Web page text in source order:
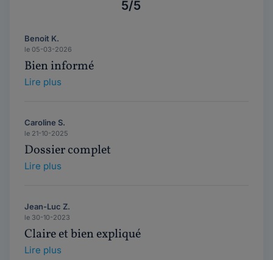
5/5
Benoit K.
le 05-03-2026
Bien informé
Lire plus
Caroline S.
le 21-10-2025
Dossier complet
Lire plus
Jean-Luc Z.
le 30-10-2023
Claire et bien expliqué
Lire plus